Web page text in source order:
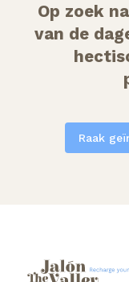
Op zoek
van de
Raak